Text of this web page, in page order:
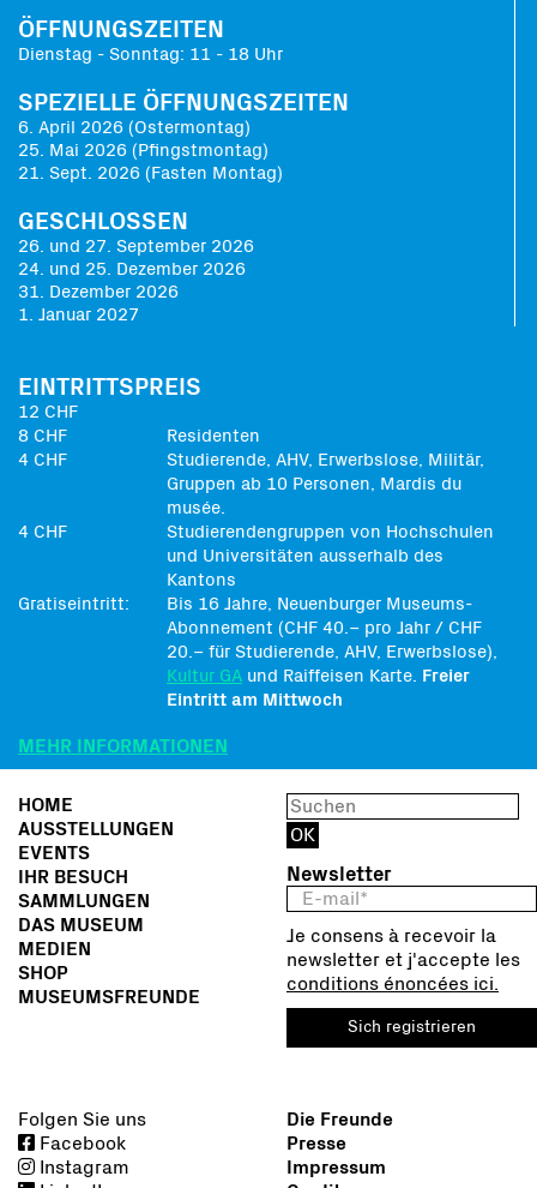
ÖFFNUNGSZEITEN
Dienstag - Sonntag: 11 - 18 Uhr
SPEZIELLE ÖFFNUNGSZEITEN
6. April 2026 (Ostermontag)
25. Mai 2026 (Pfingstmontag)
21. Sept. 2026 (Fasten Montag)
GESCHLOSSEN
26. und 27. September 2026
24. und 25. Dezember 2026
31. Dezember 2026
1. Januar 2027
EINTRITTSPREIS
12 CHF
8 CHF
Residenten
4 CHF
Studierende, AHV, Erwerbslose, Militär,
Gruppen ab 10 Personen, Mardis du
musée.
4 CHF
Studierendengruppen von Hochschulen
und Universitäten ausserhalb des
Kantons
Gratiseintritt:
Bis 16 Jahre, Neuenburger Museums-
Abonnement (CHF 40.– pro Jahr / CHF
20.– für Studierende, AHV, Erwerbslose),
Kultur GA und Raiffeisen Karte. Freier
Eintritt am Mittwoch
MEHR INFORMATIONEN
HOME
AUSSTELLUNGEN
EVENTS
IHR BESUCH
SAMMLUNGEN
DAS MUSEUM
MEDIEN
SHOP
MUSEUMSFREUNDE
Folgen Sie uns
Facebook
Instagram
Newsletter
Je consens à recevoir la
newsletter et j'accepte les
conditions énoncées ici.
Sich registrieren
Die Freunde
Presse
Impressum